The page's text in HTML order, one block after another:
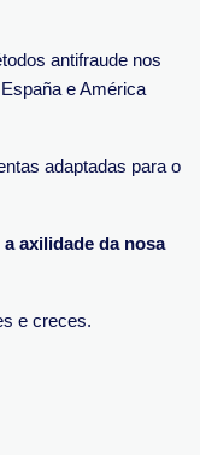
antifraude nos
e América
adaptadas para o
axilidade da nosa
e creces.